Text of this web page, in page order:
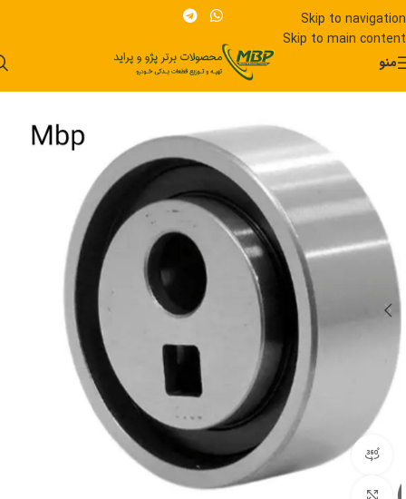
Skip to navigation
Skip to main content
منو
مشاهده 360 درجه